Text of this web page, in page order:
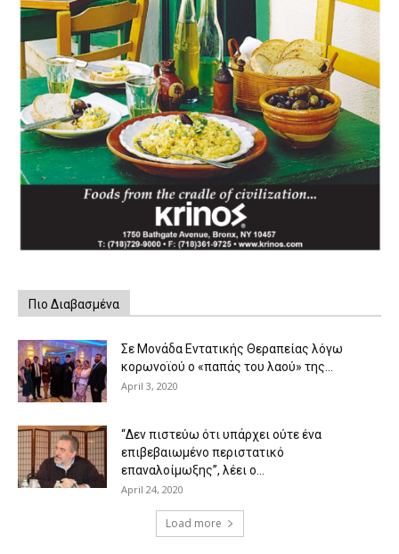
Πιο Διαβασμένα
Σε Μονάδα Εντατικής Θεραπείας λόγω
κορωνοϊού ο «παπάς του λαού» της...
April 3, 2020
“Δεν πιστεύω ότι υπάρχει ούτε ένα
επιβεβαιωμένο περιστατικό
επαναλοίμωξης”, λέει ο...
April 24, 2020
Load more